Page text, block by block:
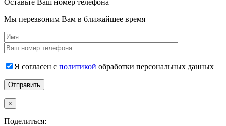
Мы перезвоним Вам в ближайшее время
Я согласен с политикой обработки персональных данных
×
Поделиться: